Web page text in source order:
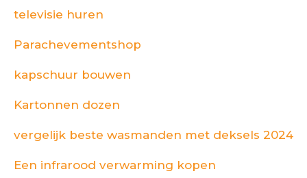
televisie huren
Parachevementshop
kapschuur bouwen
Kartonnen dozen
vergelijk beste wasmanden met deksels 2024
Een infrarood verwarming kopen